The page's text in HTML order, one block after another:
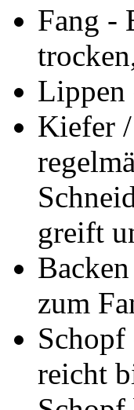
Fang -
Lippen
Kiefer
greift
zum
Schopf
reicht